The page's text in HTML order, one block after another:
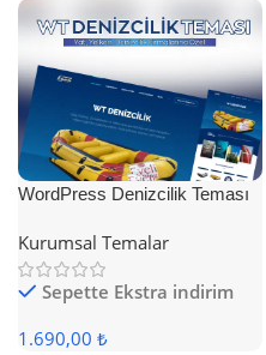
WordPress Denizcilik Teması
Kurumsal Temalar
Sepette Ekstra indirim
1.690,00 ₺